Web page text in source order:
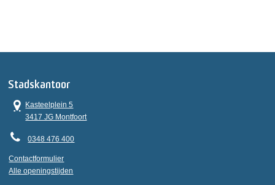
Stadskantoor
Kasteelplein 5
3417 JG Montfoort
0348 476 400
Contactformulier
Alle openingstijden